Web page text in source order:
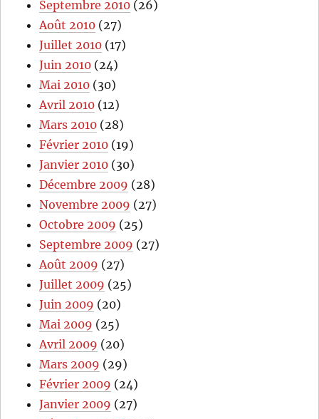
Septembre 2010 (26)
Août 2010 (27)
Juillet 2010 (17)
Juin 2010 (24)
Mai 2010 (30)
Avril 2010 (12)
Mars 2010 (28)
Février 2010 (19)
Janvier 2010 (30)
Décembre 2009 (28)
Novembre 2009 (27)
Octobre 2009 (25)
Septembre 2009 (27)
Août 2009 (27)
Juillet 2009 (25)
Juin 2009 (20)
Mai 2009 (25)
Avril 2009 (20)
Mars 2009 (29)
Février 2009 (24)
Janvier 2009 (27)